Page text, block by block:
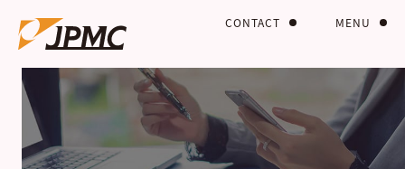
MENU
CONTACT